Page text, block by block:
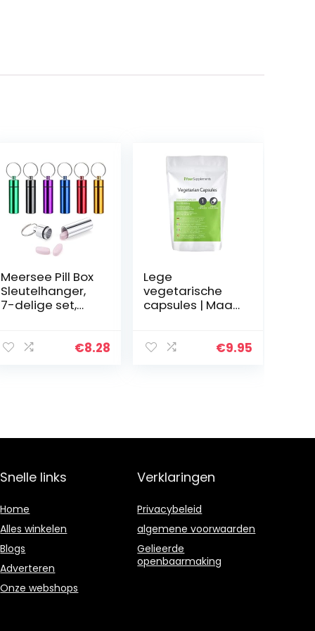
Meersee Pill Box
Sleutelhanger,
7-delige set,
metalen
€8.28
Lege
vegetarische
capsules | Maat
€9.95
Snelle links
Home
Alles winkelen
Blogs
Adverteren
Onze webshops
Verklaringen
Privacybeleid
algemene voorwaarden
Gelieerde
openbaarmaking